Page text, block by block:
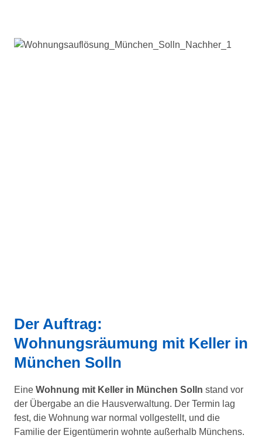
Der Auftrag:
Wohnungsräumung mit Keller in
München Solln
Eine Wohnung mit Keller in München Solln stand vor
der Übergabe an die Hausverwaltung. Der Termin lag
fest, die Wohnung war normal vollgestellt, und die
Familie der Eigentümerin wohnte außerhalb Münchens.